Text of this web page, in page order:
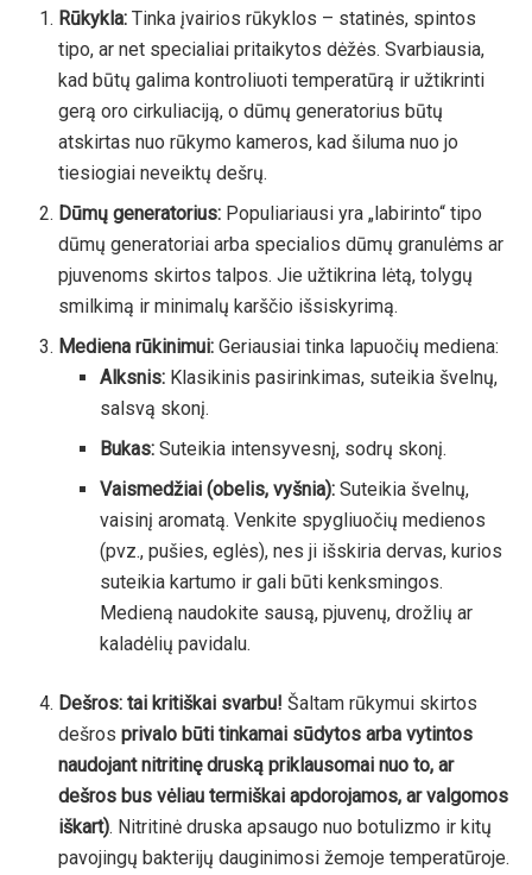
Rūkykla: Tinka įvairios rūkyklos – statinės, spintos
tipo, ar net specialiai pritaikytos dėžės. Svarbiausia,
kad būtų galima kontroliuoti temperatūrą ir užtikrinti
gerą oro cirkuliaciją, o dūmų generatorius būtų
atskirtas nuo rūkymo kameros, kad šiluma nuo jo
tiesiogiai neveiktų dešrų.
Dūmų generatorius: Populiariausi yra „labirinto“ tipo
dūmų generatoriai arba specialios dūmų granulėms ar
pjuvenoms skirtos talpos. Jie užtikrina lėtą, tolygų
smilkimą ir minimalų karščio išsiskyrimą.
Mediena rūkinimui: Geriausiai tinka lapuočių mediena:
Alksnis:Klasikinis pasirinkimas, suteikia švelnų,
salsvą skonį.
Bukas:Suteikia intensyvesnį, sodrų skonį.
Vaismedžiai (obelis, vyšnia):Suteikia švelnų,
vaisinį aromatą. Venkite spygliuočių medienos
(pvz., pušies, eglės), nes ji išskiria dervas, kurios
suteikia kartumo ir gali būti kenksmingos.
Medieną naudokite sausą, pjuvenų, drožlių ar
kaladėlių pavidalu.
Dešros: tai kritiškai svarbu! Šaltam rūkymui skirtos
dešrosprivalo būti tinkamai sūdytos arba vytintos
naudojant nitritinę druską priklausomai nuo to, ar
dešros bus vėliau termiškai apdorojamos, ar valgomos
iškart). Nitritinė druska apsaugo nuo botulizmo ir kitų
pavojingų bakterijų dauginimosi žemoje temperatūroje.